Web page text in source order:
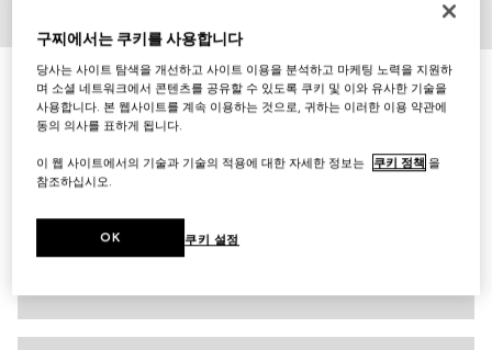
8
이니셜로 나만의 특별한 아이템 만들기
[구찌 시에나] 스몰 탑 핸들백
₩3,900,000
구찌에서는 쿠키를 사용합니다
당사는 사이트 탐색을 개선하고 사이트 이용을 분석하고 마케팅 노력을 지원하
며 소셜 네트워크에서 콘텐츠를 공유할 수 있도록 쿠키 및 이와 유사한 기술을
사용합니다. 본 웹사이트를 계속 이용하는 것으로, 귀하는 이러한 이용 약관에
동의 의사를 표하게 됩니다.
이 웹 사이트에서의 기술과 기술의 적용에 대한 자세한 정보는 쿠키 정책 을
참조하십시오.
쿠키 설정
OK